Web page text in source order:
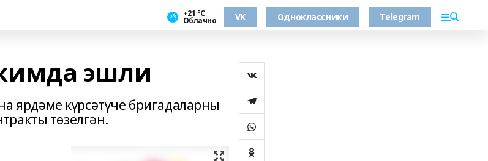
+21 °С
Облачно VK Одноклассники Telegram
эшли
ярдәме күрсәтүче бригадаларны
төзелгән.